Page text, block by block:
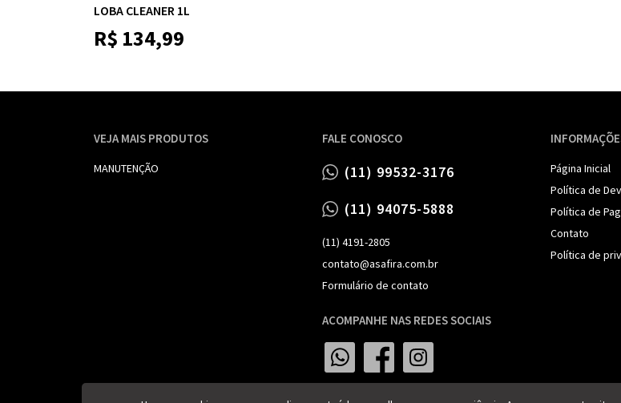
LOBA CLEANER 1L
R$ 134,99
VEJA MAIS PRODUTOS
MANUTENÇÃO
FALE CONOSCO
(11) 99532-3176
(11) 94075-5888
(11) 4191-2805
contato@asafira.com.br
Formulário de contato
ACOMPANHE NAS REDES SOCIAIS
Página Inicial
Política de
Política de
Contato
Política de